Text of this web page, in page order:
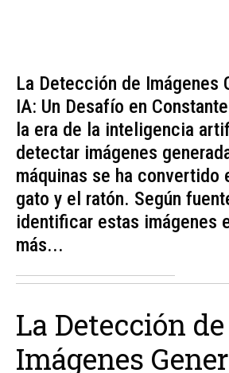
La Detección de Imágenes
IA: Un Desafío en
la era de la inteligencia
detectar imágenes
máquinas se ha convertido
gato y el ratón. Según
identificar estas imágenes
más...
La Detección de
Imágenes